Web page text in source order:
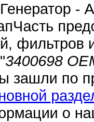
-
фильтров
3400698
зашли по
о